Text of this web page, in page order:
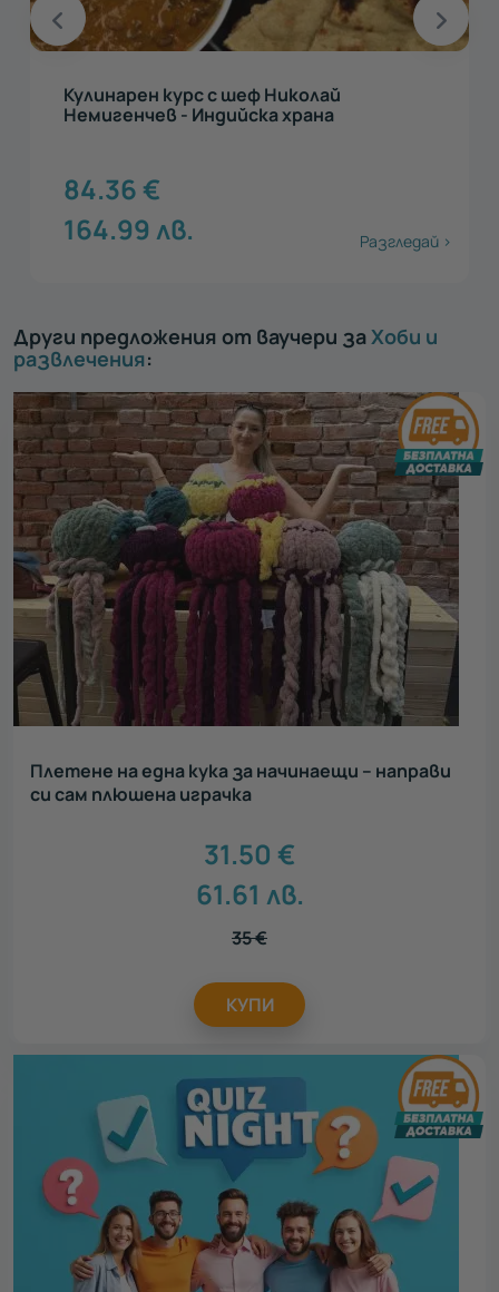
Кулинарен курс с шеф Николай
Немигенчев - Индийска храна
84.36€
164.99 лв. Разгледай >
Други предложения от ваучери заХоби и
развлечения:
Плетене на една кука за начинаещи – направи
си сам плюшена играчка
31.50 €
61.61 лв.
35€
КУПИ